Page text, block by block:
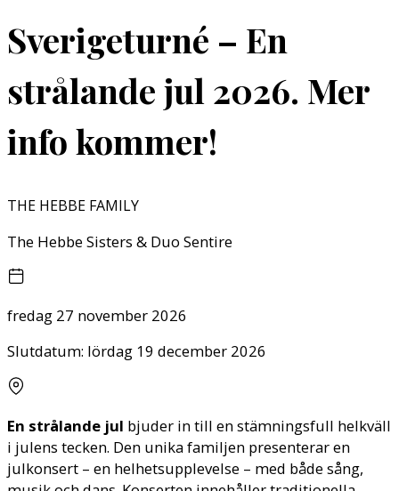
Sverigeturné – En
strålande jul 2026. Mer
info kommer!
THE HEBBE FAMILY
The Hebbe Sisters & Duo Sentire
fredag 27 november 2026
Slutdatum: lördag 19 december 2026
En strålande jul bjuder in till en stämningsfull helkväll
i julens tecken. Den unika familjen presenterar en
julkonsert – en helhetsupplevelse – med både sång,